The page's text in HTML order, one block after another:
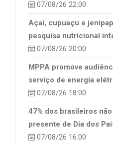
07/08/26 22:00
Açaí, cupuaçu e
pesquisa nutricional
07/08/26 20:00
MPPA promove
serviço de energia
07/08/26 18:00
47% dos brasileiros
presente de Dia dos
07/08/26 16:00